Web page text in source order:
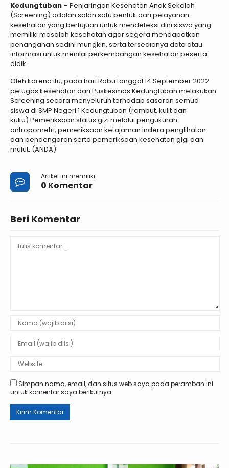
Kedungtuban – Penjaringan Kesehatan Anak Sekolah
(Screening) adalah salah satu bentuk dari pelayanan
kesehatan yang bertujuan untuk mendeteksi dini siswa yang
memiliki masalah kesehatan agar segera mendapatkan
penanganan sedini mungkin, serta tersedianya data atau
informasi untuk menilai perkembangan kesehatan peserta
didik.
Oleh karena itu, pada hari Rabu tanggal 14 September 2022
petugas kesehatan dari Puskesmas Kedungtuban melakukan
Screening secara menyeluruh terhadap sasaran semua
siswa di SMP Negeri 1 Kedungtuban (rambut, kulit dan
kuku).Pemeriksaan status gizi melalui pengukuran
antropometri, pemeriksaan ketajaman indera penglihatan
dan pendengaran serta pemeriksaan kesehatan gigi dan
mulut. (ANDA)
Artikel ini memiliki
0 Komentar
Beri Komentar
Simpan nama, email, dan situs web saya pada peramban ini
untuk komentar saya berikutnya.